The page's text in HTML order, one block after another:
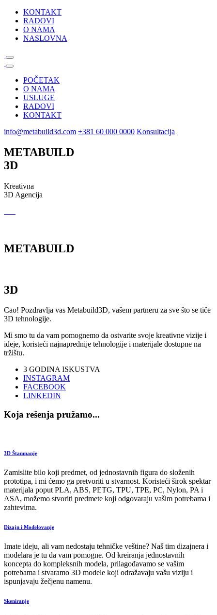
KONTAKT
RADOVI
O NAMA
NASLOVNA
POČETAK
O NAMA
USLUGE
RADOVI
KONTAKT
info@metabuild3d.com +381 60 000 0000 Konsultacija
METABUILD
3D
Kreativna
3D Agencija
METABUILD
3D
Cao! Pozdravlja vas Metabuild3D, vašem partneru za sve što se tiče
3D tehnologije.
Mi smo tu da vam pomognemo da ostvarite svoje kreativne vizije i
ideje, koristeći najnaprednije tehnologije i materijale dostupne na
tržištu.
3 GODINA ISKUSTVA
INSTAGRAM
FACEBOOK
LINKEDIN
Koja rešenja pružamo...
3D Štampanje
Zamislite bilo koji predmet, od jednostavnih figura do složenih
prototipa, i mi ćemo ga pretvoriti u stvarnost. Koristeći širok spektar
materijala poput PLA, ABS, PETG, TPU, TPE, PC, Nylon, PA i
ASA, možemo stvoriti predmete koji odgovaraju vašim potrebama i
zahtevima.
Dizajn i Modelovanje
Imate ideju, ali vam nedostaju tehničke veštine? Naš tim dizajnera i
modelara je tu da vam pomogne. Od kreiranja jednostavnih
koncepta do kompleksnih modela, prilagođavamo se vašim
potrebama i stvaramo 3D modele koji odražavaju vašu viziju i
ispunjavaju žečjenu namenu.
Skeniranje